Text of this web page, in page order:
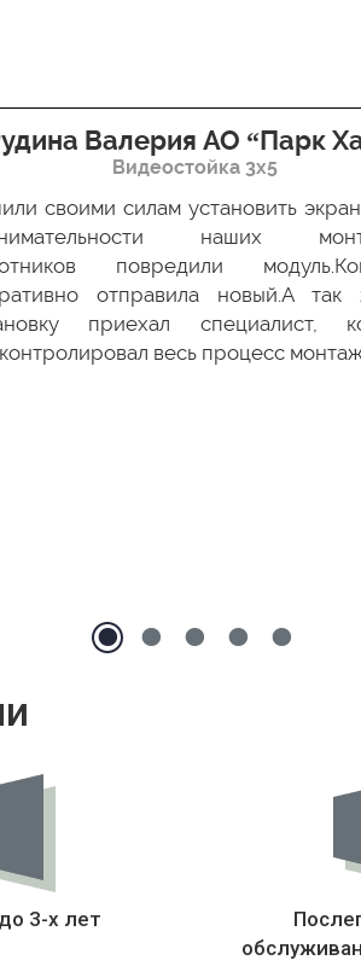
Валерия АО “Парк
Видеостойка 3х5
своими силам установить
наших
повредили
отправила новый.А
приехал специалист,
весь процесс
3-х лет